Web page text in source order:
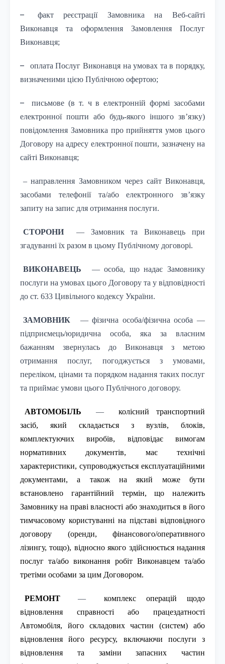
–
факт реєстрації Замовника на Веб-сайті
Виконавця та оформлення Замовлення Послуг
Виконавця;
–
оплата Послуг Виконавця на умовах та в порядку,
визначеними цією Публічною офертою;
–
письмове (в т. ч в електронній формі засобами
електронної пошти або будь-якого іншого зв’язку)
повідомлення Замовника про прийняття умов цього
Договору на адресу електронної пошти, зазначену на
сайті Виконавця;
– направлення Замовником через сайт Виконавця,
засобами телефонії та/або електронного зв’язку
запиту на запис для отримання послуги.
СТОРОНИ
— Замовник та Виконавець при
згадуванні їх разом в цьому Публічному договорі.
ВИКОНАВЕЦЬ
— особа, що надає Замовнику
послуги на умовах цього Договору та у відповідності
до ст. 633 Цивільного кодексу України.
ЗАМОВНИК
— фізична особа/фізична особа —
підприємець/юридична особа, яка за власним
бажанням звернулась до Виконавця з метою
отримання послуг, погоджується з умовами,
переліком, цінами та порядком надання таких послуг
та приймає умови цього Публічного договору.
АВТОМОБІЛЬ —
колісний транспортний
засіб, який складається з вузлів, блоків,
комплектуючих виробів, відповідає вимогам
нормативних документів, має технічні
характеристики, супроводжується експлуатаційними
документами, а також на який може бути
встановлено гарантійний термін, що належить
Замовнику на праві власності або знаходиться в його
тимчасовому користуванні на підставі відповідного
договору (оренди, фінансового/оперативного
лізингу, тощо), відносно якого здійснюється надання
послуг та/або виконання робіт Виконавцем та/або
третіми особами за цим Договором.
РЕМОНТ —
комплекс операцій щодо
відновлення справності або працездатності
Автомобіля, його складових частин (систем) або
відновлення його ресурсу, включаючи послуги з
відновлення та заміни запасних частин